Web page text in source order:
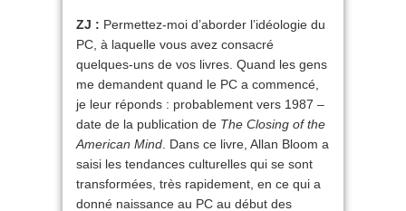
ZJ : Permettez-moi d’aborder l’idéologie du
PC, à laquelle vous avez consacré
quelques-uns de vos livres. Quand les gens
me demandent quand le PC a commencé,
je leur réponds : probablement vers 1987 –
date de la publication de The Closing of the
American Mind . Dans ce livre, Allan Bloom a
saisi les tendances culturelles qui se sont
transformées, très rapidement, en ce qui a
donné naissance au PC au début des